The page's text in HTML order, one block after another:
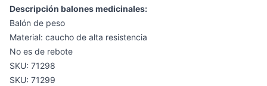
COP 32,007.00
Descripción balones medicinales:
Balón de peso
Material: caucho de alta resistencia
No es de rebote
SKU: 71298
SKU: 71299